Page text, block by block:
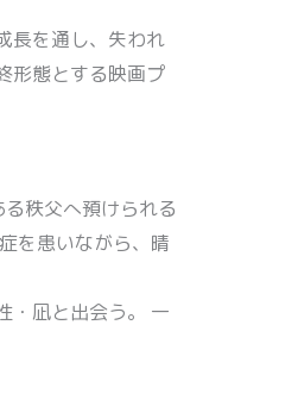
長を通し、失われ
形態とする映画プ
秩父へ預けられる
を患いながら、晴
・凪と出会う。 一